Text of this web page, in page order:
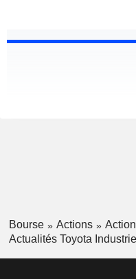
Bourse Actions
Actualités Toyota